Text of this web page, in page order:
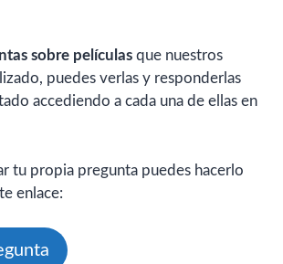
sobre películas que nuestros
puedes verlas y responderlas
accediendo a cada una de ellas en
tu propia pregunta puedes hacerlo
enlace: